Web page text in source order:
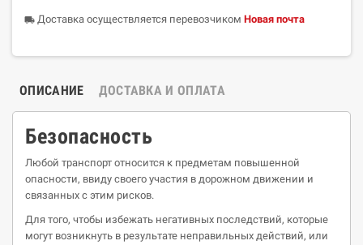
local_shipping Доставка осуществляется перевозчиком Новая почта
ОПИСАНИЕ ДОСТАВКА И ОПЛАТА
Безопасность
Любой транспорт относится к предметам повышенной
опасности, ввиду своего участия в дорожном движении и
связанных с этим рисков.
Для того, чтобы избежать негативных последствий, которые
могут возникнуть в результате неправильных действий, или